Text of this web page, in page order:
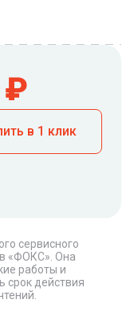
₽
в 1 клик
можно
сервисного
«ФОКС». Она
работы и
срок действия